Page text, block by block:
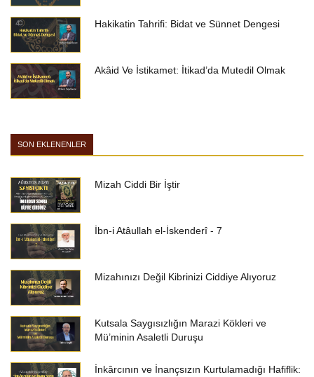
Hakikatin Tahrifi: Bidat ve Sünnet Dengesi
Akâid Ve İstikamet: İtikad’da Mutedil Olmak
SON EKLENENLER
Mizah Ciddi Bir İştir
İbn-i Atâullah el-İskenderî - 7
Mizahınızı Değil Kibrinizi Ciddiye Alıyoruz
Kutsala Saygısızlığın Marazi Kökleri ve
Mü’minin Asaletli Duruşu
İnkârcının ve İnançsızın Kurtulamadığı Hafiflik: